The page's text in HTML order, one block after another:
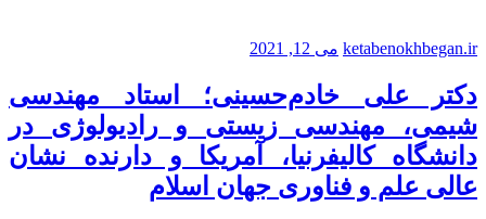
ketabenokhbegan.ir می 12, 2021
دکتر علی خادم‌حسینی؛ استاد مهندسی
شیمی، مهندسی زیستی و رادیولوژی در
دانشگاه کالیفرنیا، آمریکا و دارنده نشان
عالی علم و فناوری جهان اسلام